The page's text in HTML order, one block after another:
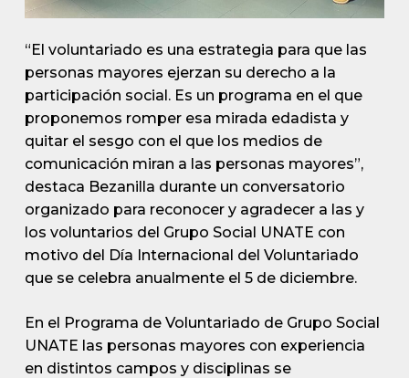
“El voluntariado es una estrategia para que las
personas mayores ejerzan su derecho a la
participación social. Es un programa en el que
proponemos romper esa mirada edadista y
quitar el sesgo con el que los medios de
comunicación miran a las personas mayores”,
destaca Bezanilla durante un conversatorio
organizado para reconocer y agradecer a las y
los voluntarios del Grupo Social UNATE con
motivo del Día Internacional del Voluntariado
que se celebra anualmente el 5 de diciembre.
En el Programa de Voluntariado de Grupo Social
UNATE las personas mayores con experiencia
en distintos campos y disciplinas se